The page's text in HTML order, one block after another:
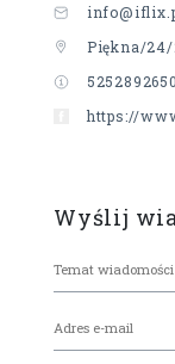
Piękna/24/
5252892650
https://
Wyślij